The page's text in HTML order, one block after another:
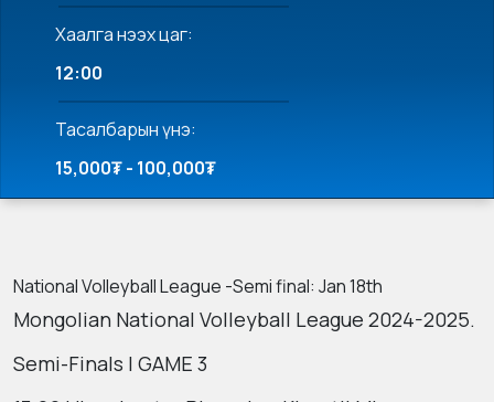
Хаалга нээх цаг:
12:00
Тасалбарын үнэ:
15,000₮ - 100,000₮
National Volleyball League -Semi final: Jan 18th
Mongolian National Volleyball League 2024-2025.
Semi-Finals | GAME 3